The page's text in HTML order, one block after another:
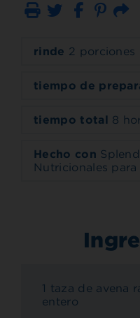
Imprimir
rinde 2 porciones
tiempo de
tiempo total 8
Hecho con
Nutricionales
1 taza de avena
entero